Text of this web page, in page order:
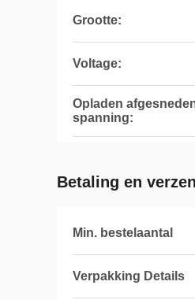
Grootte:
Voltage:
Opladen
spanning:
Betaling en
Min. bestelaantal
Verpakking Details